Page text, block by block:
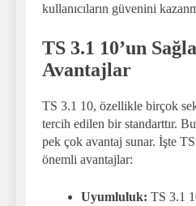
kullanıcıların güvenini
TS 3.1 10’un
Avantajlar
TS 3.1 10, özellikle birçok
tercih edilen bir standarttır.
pek çok avantaj sunar. İşte TS
önemli avantajlar:
Uyumluluk: TS 3.1